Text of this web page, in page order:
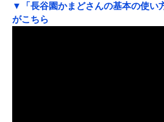
▼「長谷園かまどさんの基本の使い
がこちら